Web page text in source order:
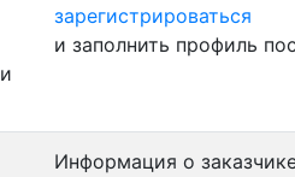
и
зарегистрироваться
и заполнить профиль
Информация о